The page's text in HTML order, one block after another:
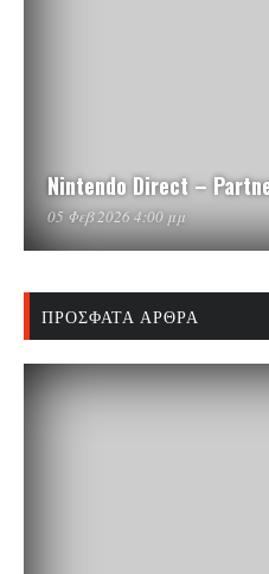
Nintendo Direct –
05 Φεβ 2026 4:00 μμ
ΠΡΌΣΦΑΤΑ ΆΡΘΡΑ